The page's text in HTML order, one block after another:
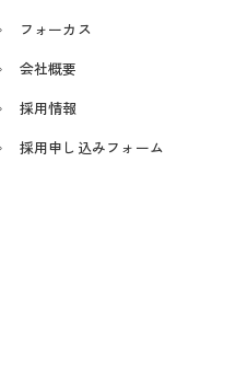
フォーカス
会社概要
採用情報
採用申し込みフォーム